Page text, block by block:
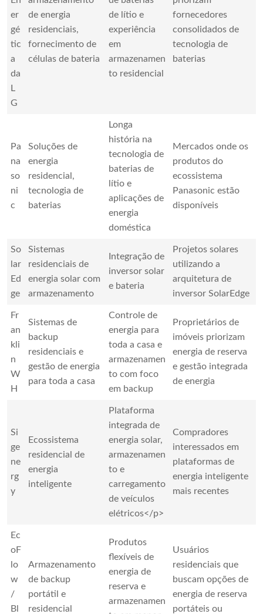
er
gé
tic
a
da
L
G
de energia
residenciais,
fornecimento de
células de bateria
de lítio e
experiência
em
armazenamen
to residencial
fornecedores
consolidados de
tecnologia de
baterias
Pa
na
so
ni
c
Soluções de
energia
residencial,
tecnologia de
baterias
Longa
história na
tecnologia de
baterias de
lítio e
aplicações de
energia
doméstica
Mercados onde os
produtos do
ecossistema
Panasonic estão
disponíveis
So
lar
Ed
ge
Sistemas
residenciais de
energia solar com
armazenamento
Integração de
inversor solar
e bateria
Projetos solares
utilizando a
arquitetura de
inversor SolarEdge
Fr
an
kli
n
W
H
Sistemas de
backup
residenciais e
gestão de energia
para toda a casa
Controle de
energia para
toda a casa e
armazenamen
to com foco
em backup
Proprietários de
imóveis priorizam
energia de reserva
e gestão integrada
de energia
Si
ge
ne
rg
y
Ecossistema
residencial de
energia
inteligente
Plataforma
integrada de
energia solar,
armazenamen
to e
carregamento
de veículos
elétricos</p>
Compradores
interessados ​​em
plataformas de
energia inteligente
mais recentes
Ec
oF
lo
w
/
Bl
Armazenamento
de backup
portátil e
residencial
Produtos
flexíveis de
energia de
reserva e
armazenamen
Usuários
residenciais que
buscam opções de
energia de reserva
portáteis ou